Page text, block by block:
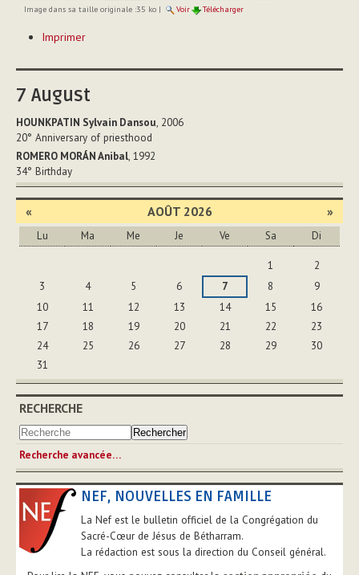
Image dans sa taille originale :35 ko| Voir Télécharger
sur
document
Imprimer
7 August
HOUNKPATIN Sylvain Dansou, 2006
20° Anniversary of priesthood
ROMERO MORÁN Anibal, 1992
34° Birthday
« AOÛT 2026 »
Lu Ma Me Je Ve Sa Di
1
2
3
4 5 6 7 8
9
10
11 12 13 14 15
16
17
18 19 20 21 22
23
24
25 26 27 28 29
30
31
RECHERCHE
Recherche avancée…
NEF, NOUVELLES EN FAMILLE
La Nef est le bulletin officiel de la Congrégation du
Sacré-Cœur de Jésus de Bétharram.
La rédaction est sous la direction du Conseil général.